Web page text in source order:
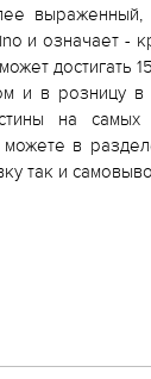
и означает -
достигать
и в розницу
на самых
в
так и